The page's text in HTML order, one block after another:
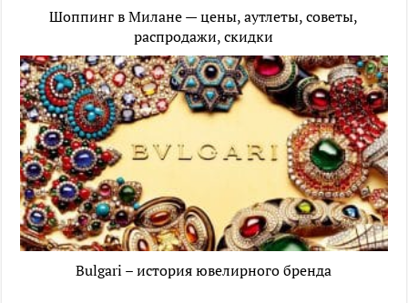
Шоппинг в Милане — цены, аутлеты, советы,
распродажи, скидки
Bulgari – история ювелирного бренда